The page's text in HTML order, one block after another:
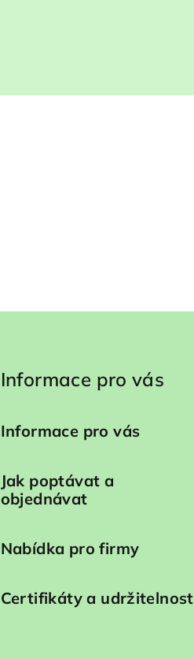
Informace pro vás
Informace pro vás
Jak poptávat a
objednávat
Nabídka pro firmy
Certifikáty a udržitelnost